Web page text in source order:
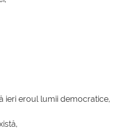
ieri eroul lumii democratice,